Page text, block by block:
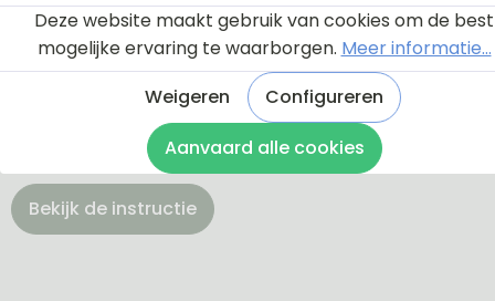
Via onderstaande knop komt u bij een instructie en
een tutorial die u een rondleiding geeft door de
ontwerptool. Hierdoor weet u precies hoe u zelf uw
naambordje helemaal kunt aanpassen en naar uw
eigen smaak kunt ontwerpen.
Bekijk de instructie
Deze website maakt gebruik van cookies om de best
mogelijke ervaring te waarborgen. Meer informatie...
Weigeren
Configureren
Aanvaard alle cookies